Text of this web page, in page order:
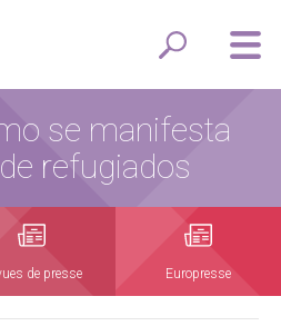
se manifesta
refugiados
de presse Europresse